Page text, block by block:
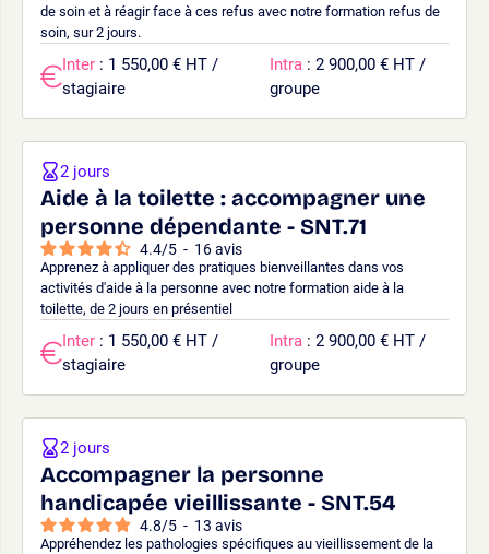
de soin et à réagir face à ces refus avec notre formation refus de
soin, sur 2 jours.
Inter : 1 550,00 € HT /
stagiaire
Intra : 2 900,00 € HT /
groupe
Aide à la toilette : accompagner une
personne dépendante - SNT.71
4.4/5 - 16avis
Apprenez à appliquer des pratiques bienveillantes dans vos
activités d'aide à la personne avec notre formation aide à la
toilette, de 2 jours en présentiel
2 jours
Inter : 1 550,00 € HT /
stagiaire
Intra : 2 900,00 € HT /
groupe
Accompagner la personne
handicapée vieillissante - SNT.54
4.8/5 - 13 avis
Appréhendez les pathologies spécifiques au vieillissement de la
2 jours